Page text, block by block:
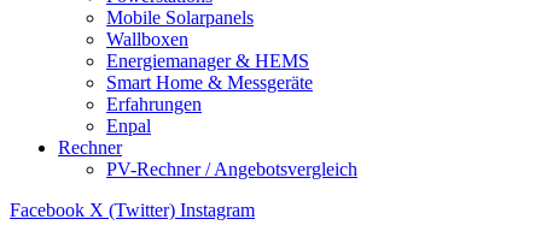
Mobile Solarpanels
Wallboxen
Energiemanager & HEMS
Smart Home & Messgeräte
Erfahrungen
Enpal
Rechner
PV-Rechner / Angebotsvergleich
Facebook X (Twitter) Instagram